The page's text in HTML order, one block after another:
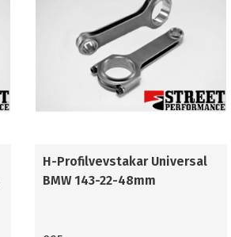
H-Profilvevstakar Universal
BMW 143-22-48mm